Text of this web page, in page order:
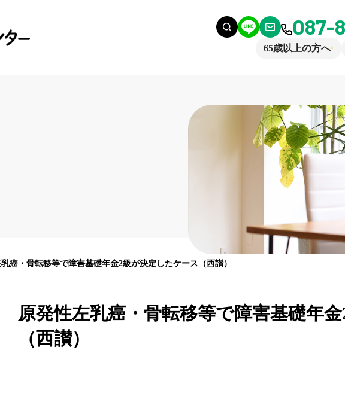
087-
65歳以上の方へ
癌・骨転移等で障害基礎年金2級が決定したケース（西讃）
原発性左乳癌・骨転移等で障害基礎年
（西讃）